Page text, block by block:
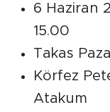
6 Haziran
15.00
Takas
Körfez
Atakum